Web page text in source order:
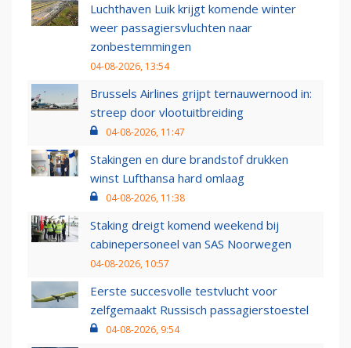
Luchthaven Luik krijgt komende winter
weer passagiersvluchten naar
zonbestemmingen
04-08-2026, 13:54
Brussels Airlines grijpt ternauwernood in:
streep door vlootuitbreiding
04-08-2026, 11:47
Stakingen en dure brandstof drukken
winst Lufthansa hard omlaag
04-08-2026, 11:38
Staking dreigt komend weekend bij
cabinepersoneel van SAS Noorwegen
04-08-2026, 10:57
Eerste succesvolle testvlucht voor
zelfgemaakt Russisch passagierstoestel
04-08-2026, 9:54